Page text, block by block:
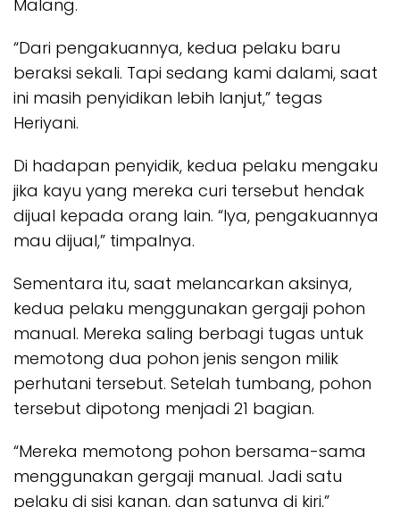
Malang.
“Dari pengakuannya, kedua pelaku baru
beraksi sekali. Tapi sedang kami dalami, saat
ini masih penyidikan lebih lanjut,” tegas
Heriyani.
Di hadapan penyidik, kedua pelaku mengaku
jika kayu yang mereka curi tersebut hendak
dijual kepada orang lain. “Iya, pengakuannya
mau dijual,” timpalnya.
Sementara itu, saat melancarkan aksinya,
kedua pelaku menggunakan gergaji pohon
manual. Mereka saling berbagi tugas untuk
memotong dua pohon jenis sengon milik
perhutani tersebut. Setelah tumbang, pohon
tersebut dipotong menjadi 21 bagian.
“Mereka memotong pohon bersama-sama
menggunakan gergaji manual. Jadi satu
pelaku di sisi kanan, dan satunya di kiri,”